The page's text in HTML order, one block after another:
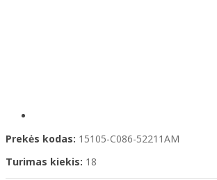
Prekės kodas: 15105-C086-52211AM
Turimas kiekis: 18